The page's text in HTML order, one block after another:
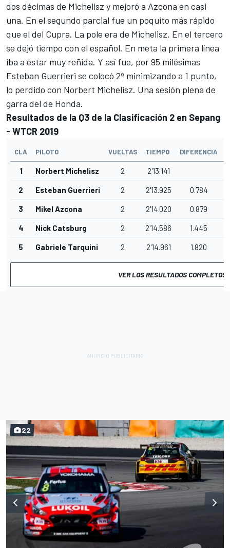
dos décimas de Michelisz y mejoró a Azcona en casi
una. En el segundo parcial fue un poquito más rápido
que el del Cupra. La pole era de Michelisz. En el tercero
se dejó tiempo con el español. En meta la primera línea
iba a estar muy reñida. Y así fue, por 95 milésimas
Esteban Guerrieri se colocó 2º minimizando a 1 punto,
lo perdido con Norbert Michelisz. Una sesión plena de
garra del de Honda.
Resultados de la Q3 de la Clasificación 2 en Sepang
- WTCR 2019
CLA PILOTO VUELTAS TIEMPO DIFERENCIA
1 Norbert Michelisz 2 2'13.141
2 Esteban Guerrieri 2 2'13.925 0.784
3 Mikel Azcona 2 2'14.020 0.879
4 Nick Catsburg 2 2'14.586 1.445
5 Gabriele Tarquini 2 2'14.961 1.820
VER LOS RESULTADOS COMPLETOS
22